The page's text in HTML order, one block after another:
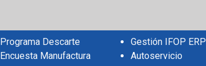
Programa Descarte
Encuesta Manufactura
Gestión IFOP ERP
Autoservicio